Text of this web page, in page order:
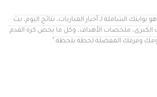
بوابتك الشاملة لـ أخبار المباريات، نتائج اليوم، بث
الكبرى، ملخصات الأهداف، وكل ما يخص كرة القدم.
وفرقك المفضلة لحظة بلحظة."